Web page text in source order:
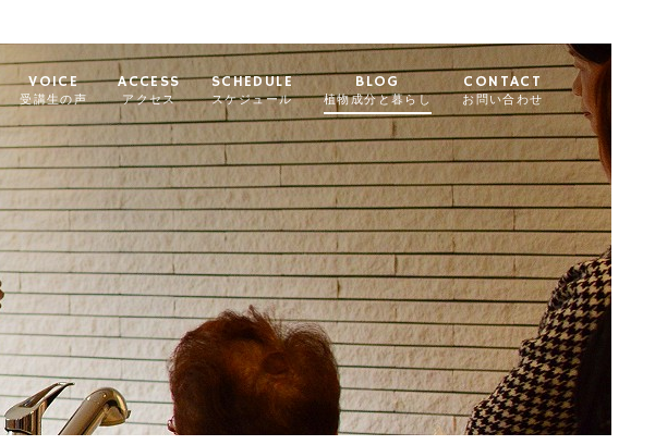
VOICE
受講生の声
ACCESS
アクセス
SCHEDULE
スケジュール
BLOG
植物成分と暮らし
CONTACT
お問い合わせ